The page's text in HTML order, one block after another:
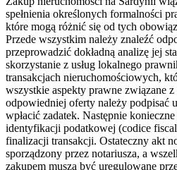
spełnienia określonych formalności
które mogą różnić się od tych
Przede wszystkim należy znaleźć
przeprowadzić dokładną analizę jej
skorzystanie z usług lokalnego
transakcjach nieruchomościowych,
wszystkie aspekty prawne związane
odpowiedniej oferty należy podpisać
wpłacić zadatek. Następnie
identyfikacji podatkowej (codice
finalizacji transakcji. Ostateczny akt
sporządzony przez notariusza, a
zakupem muszą być uregulowane